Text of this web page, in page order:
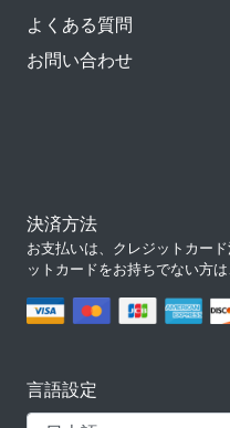
よくある質問
お問い合わせ
決済方法
お支払いは、クレジットカー
ットカードをお持ちでない方
言語設定